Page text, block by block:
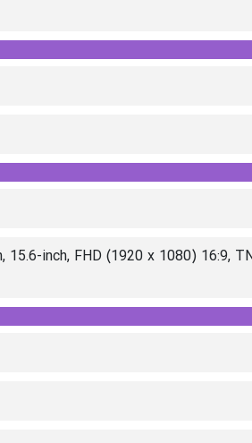
15.6-inch, FHD (1920 x 1080) 16:9,